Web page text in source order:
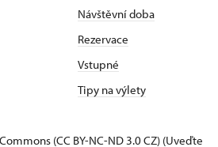
Návštěvní doba
Rezervace
Vstupné
Tipy na výlety
(CC BY-NC-ND 3.0 CZ) (Uveďte